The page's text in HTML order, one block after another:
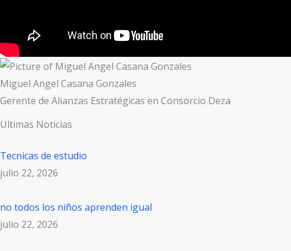
Miguel Angel Casana Gonzales
Gerente de Alianzas Estratégicas en Consorcio Deza
Ultimas Noticias
Tecnicas de estudio
julio 22, 2026
no todos los niños aprenden igual
julio 22, 2026